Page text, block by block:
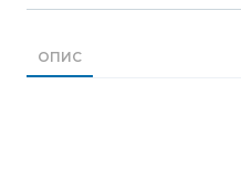
ОПИС